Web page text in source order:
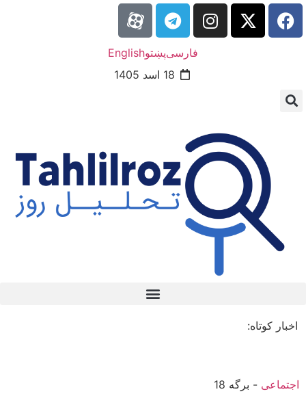
فارسیپښتوEnglish
18 اسد 1405
اخبار کوتاه:
اجتماعی - برگه 18